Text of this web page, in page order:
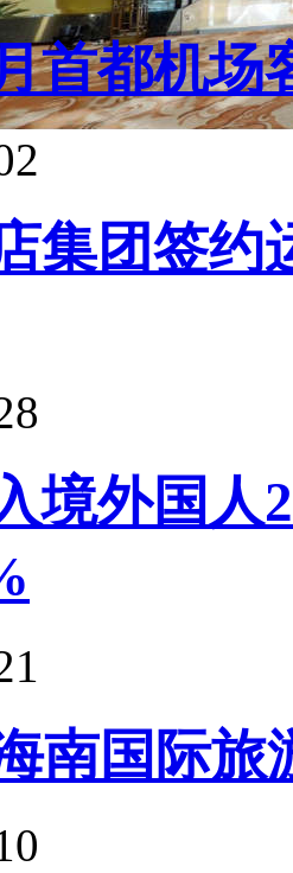
首都机场
集团签约
境外国人
南国际